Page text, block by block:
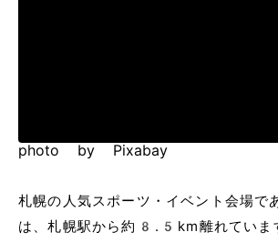
photo by Pixabay
札幌の人気スポーツ・イベント会場で
は、札幌駅から約8.5km離れていま